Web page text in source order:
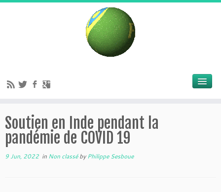
Soutien en Inde pendant la
pandémie de COVID 19
9 Jun, 2022 in Non classébyPhilippe Sesboue